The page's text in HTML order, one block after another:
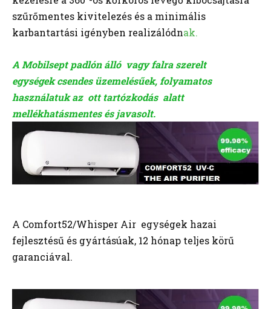
szűrőmentes kivitelezés és a minimális
karbantartási igényben realizálódnak.
A Mobilsept padlón álló vagy falra szerelt
egységekcsendes üzemelésűek, folyamatos
használatuk az ott tartózkodás alatt
mellékhatásmentes és javasolt.
A Comfort52/Whisper Air egységek hazai
fejlesztésű és gyártásúak, 12 hónap teljes körű
garanciával.